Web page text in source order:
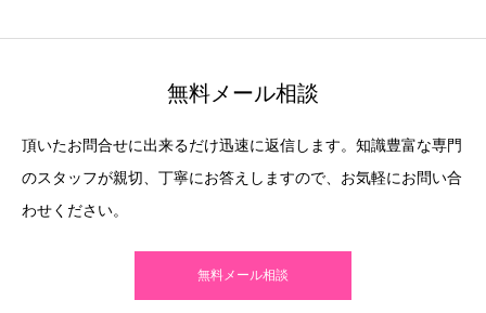
無料メール相談
頂いたお問合せに出来るだけ迅速に返信します。知識豊富な専門
のスタッフが親切、丁寧にお答えしますので、お気軽にお問い合
わせください。
無料メール相談